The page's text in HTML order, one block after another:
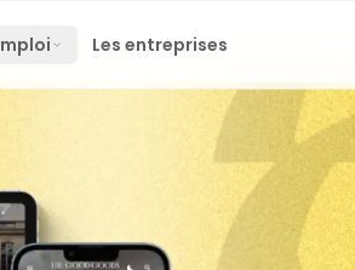
Les entreprises